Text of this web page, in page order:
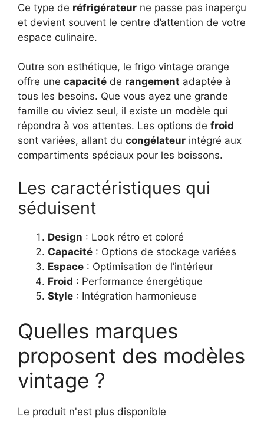
Ce type de réfrigérateur ne passe pas inaperçu
et devient souvent le centre d’attention de votre
espace culinaire.
Outre son esthétique, le frigo vintage orange
offre une capacité de rangement adaptée à
tous les besoins. Que vous ayez une grande
famille ou viviez seul, il existe un modèle qui
répondra à vos attentes. Les options de froid
sont variées, allant du congélateur intégré aux
compartiments spéciaux pour les boissons.
Les caractéristiques qui
séduisent
Design : Look rétro et coloré
Capacité : Options de stockage variées
Espace : Optimisation de l’intérieur
Froid : Performance énergétique
Style : Intégration harmonieuse
Quelles marques
proposent des modèles
vintage ?
Le produit n'est plus disponible